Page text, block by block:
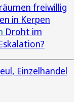
freiwillig
in Kerpen
Droht im
Einzelhandel